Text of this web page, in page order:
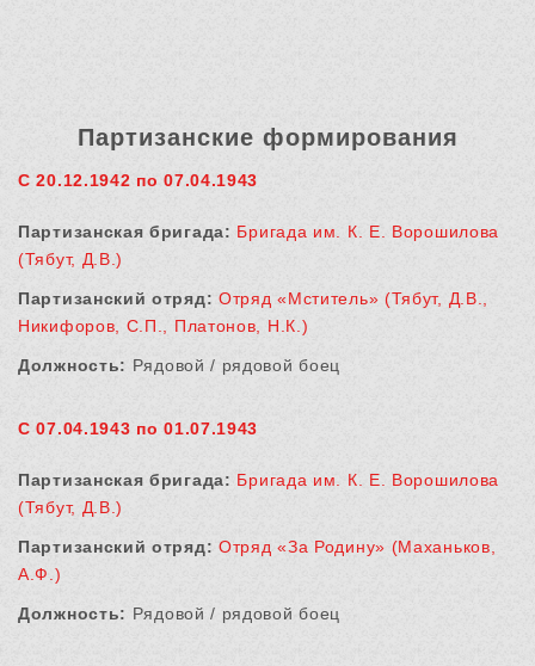
Партизанские формирования
С 20.12.1942 по 07.04.1943
Партизанская бригада: Бригада им. К. Е. Ворошилова
(Тябут, Д.В.)
Партизанский отряд: Отряд «Мститель» (Тябут, Д.В.,
Никифоров, С.П., Платонов, Н.К.)
Должность: Рядовой / рядовой боец
С 07.04.1943 по 01.07.1943
Партизанская бригада: Бригада им. К. Е. Ворошилова
(Тябут, Д.В.)
Партизанский отряд: Отряд «За Родину» (Маханьков,
А.Ф.)
Должность: Рядовой / рядовой боец